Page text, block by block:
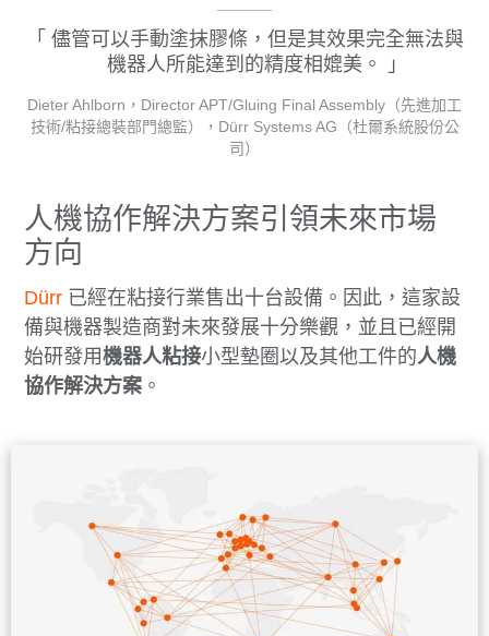
儘管可以手動塗抹膠條，但是其效果完全無法與
機器人所能達到的精度相媲美。
Dieter Ahlborn，Director APT/Gluing Final Assembly（先進加工
技術/粘接總裝部門總監），Dürr Systems AG（杜爾系統股份公
司）
人機協作解決方案引領未來市場
方向
Dürr 已經在粘接行業售出十台設備。因此，這家設
備與機器製造商對未來發展十分樂觀，並且已經開
始研發用機器人粘接小型墊圈以及其他工件的人機
協作解決方案 。